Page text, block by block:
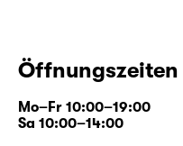
Öffnungszeiten
Mo–Fr 10:00–19:00
Sa 10:00–14:00